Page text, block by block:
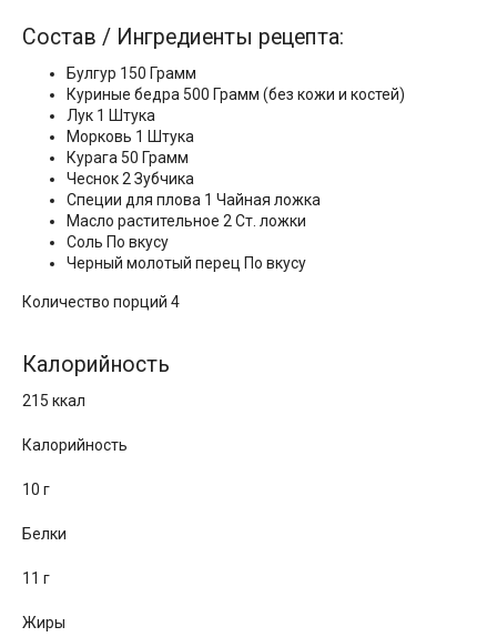
Состав / Ингредиенты рецепта:
Булгур 150 Грамм
Куриные бедра 500 Грамм (без кожи и костей)
Лук 1 Штука
Морковь 1 Штука
Курага 50 Грамм
Чеснок 2 Зубчика
Специи для плова 1 Чайная ложка
Масло растительное 2 Ст. ложки
Соль По вкусу
Черный молотый перец По вкусу
Количество порций 4
Калорийность
215 ккал
Калорийность
10 г
Белки
11 г
Жиры